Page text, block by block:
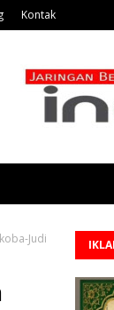
Kontak
Judi